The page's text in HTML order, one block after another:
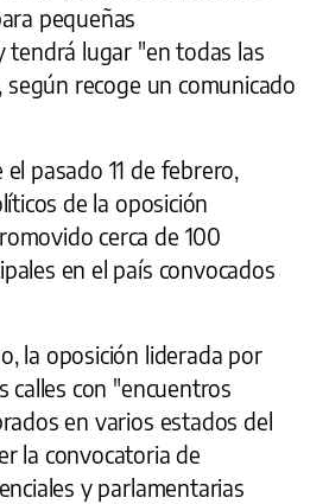
pequeñas
tendrá lugar "en todas las
según recoge un comunicado
pasado 11 de febrero,
de la oposición
cerca de 100
en el país convocados
la oposición liderada por
calles con "encuentros
en varios estados del
la convocatoria de
y parlamentarias